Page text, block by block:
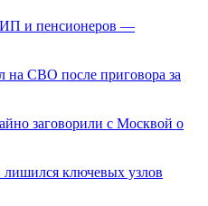
ИП и пенсионеров —
на СВО после приговора за
заговорили с Москвой о
ключевых узлов